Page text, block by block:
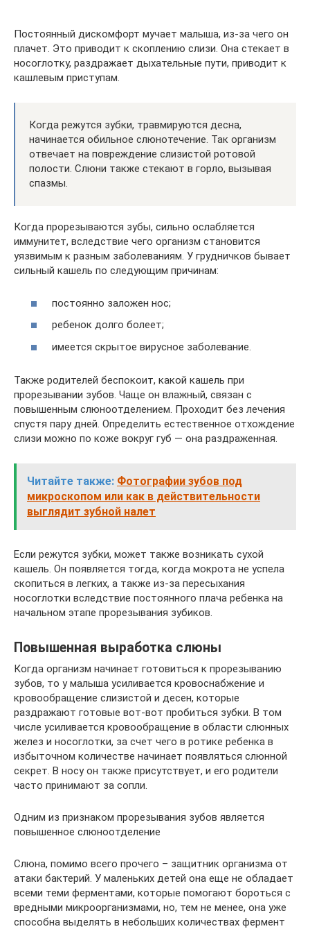
Постоянный дискомфорт мучает малыша, из-за чего он
плачет. Это приводит к скоплению слизи. Она стекает в
носоглотку, раздражает дыхательные пути, приводит к
кашлевым приступам.
Когда режутся зубки, травмируются десна,
начинается обильное слюнотечение. Так организм
отвечает на повреждение слизистой ротовой
полости. Слюни также стекают в горло, вызывая
спазмы.
Когда прорезываются зубы, сильно ослабляется
иммунитет, вследствие чего организм становится
уязвимым к разным заболеваниям. У грудничков бывает
сильный кашель по следующим причинам:
постоянно заложен нос;
ребенок долго болеет;
имеется скрытое вирусное заболевание.
Также родителей беспокоит, какой кашель при
прорезывании зубов. Чаще он влажный, связан с
повышенным слюноотделением. Проходит без лечения
спустя пару дней. Определить естественное отхождение
слизи можно по коже вокруг губ — она раздраженная.
Читайте также: Фотографии зубов под
микроскопом или как в действительности
выглядит зубной налет
Если режутся зубки, может также возникать сухой
кашель. Он появляется тогда, когда мокрота не успела
скопиться в легких, а также из-за пересыхания
носоглотки вследствие постоянного плача ребенка на
начальном этапе прорезывания зубиков.
Повышенная выработка слюны
Когда организм начинает готовиться к прорезыванию
зубов, то у малыша усиливается кровоснабжение и
кровообращение слизистой и десен, которые
раздражают готовые вот-вот пробиться зубки. В том
числе усиливается кровообращение в области слюнных
желез и носоглотки, за счет чего в ротике ребенка в
избыточном количестве начинает появляться слюнной
секрет. В носу он также присутствует, и его родители
часто принимают за сопли.
Одним из признаком прорезывания зубов является
повышенное слюноотделение
Слюна, помимо всего прочего – защитник организма от
атаки бактерий. У маленьких детей она еще не обладает
всеми теми ферментами, которые помогают бороться с
вредными микроорганизмами, но, тем не менее, она уже
способна выделять в небольших количествах фермент